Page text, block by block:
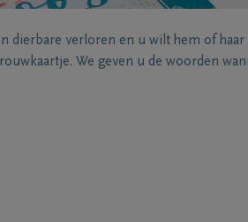
dierbare verloren en u wilt hem of haar
We geven u de woorden